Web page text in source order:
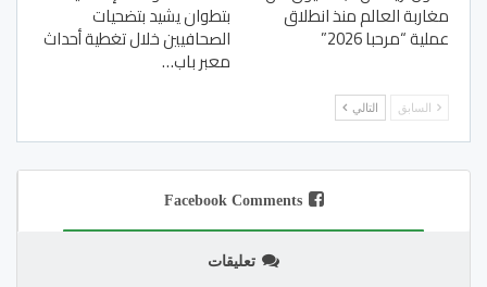
مغاربة العالم منذ انطلاق
عملية “مرحبا 2026”
بتطوان يشيد بتضحيات
الصحافيين خلال تغطية أحداث
معبر باب…
السابق التالي
Facebook Comments
تعليقات